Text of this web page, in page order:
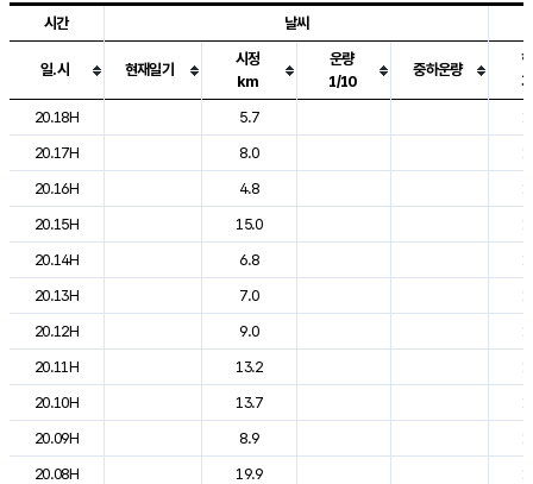
도시별 기상실황표로 지점, 날씨, 기온, 강수, 바람, 기압등을 안내한 표입
시간 날씨
일.시 현재일기
시정
km
운량
1/10
중하운량
20.18H
5.7
20.17H
8.0
20.16H
4.8
20.15H
15.0
20.14H
6.8
20.13H
7.0
20.12H
9.0
20.11H
13.2
20.10H
13.7
20.09H
8.9
20.08H
19.9